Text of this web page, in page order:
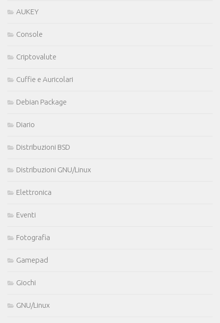
AUKEY
Console
Criptovalute
Cuffie e Auricolari
Debian Package
Diario
Distribuzioni BSD
Distribuzioni GNU/Linux
Elettronica
Eventi
Fotografia
Gamepad
Giochi
GNU/Linux